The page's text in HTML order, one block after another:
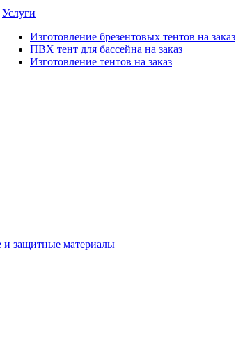
Услуги
Изготовление брезентовых тентов на заказ
ПВХ тент для бассейна на заказ
Изготовление тентов на заказ